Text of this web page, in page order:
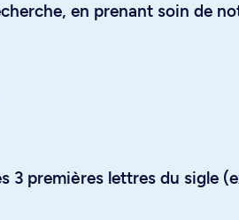
en prenant soin de
3 premières lettres du sigle